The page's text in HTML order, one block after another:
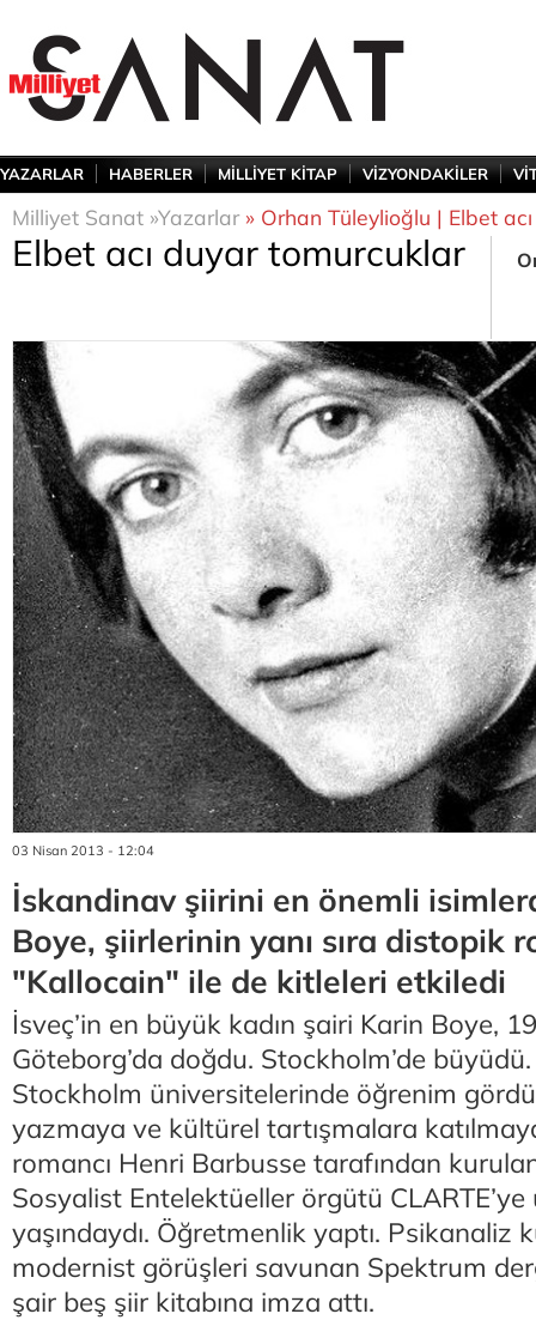
YAZARLAR HABERLER MİLLİYET KİTAP VİZYONDAKİLER
Milliyet Sanat »Yazarlar» Orhan Tüleylioğlu | Elbet
Elbet acı duyar tomurcuklar
03 Nisan 2013 - 12:04
İskandinav şiirini en önemli
Boye, şiirlerinin yanı sıra distopik
"Kallocain" ile de kitleleri etkiledi
İsveç’in en büyük kadın şairi Karin Boye,
Göteborg’da doğdu. Stockholm’de
Stockholm üniversitelerinde öğrenim
yazmaya ve kültürel tartışmalara
romancı Henri Barbusse tarafından
Sosyalist Entelektüeller örgütü
yaşındaydı. Öğretmenlik yaptı. Psikanaliz
modernist görüşleri savunan Spektrum
şair beş şiir kitabına imza attı.